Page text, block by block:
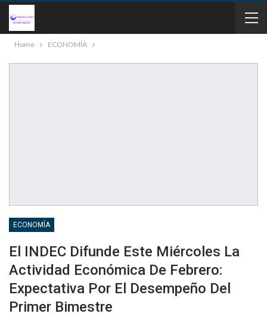
Home ECONOMÍA
ECONOMÍA
El INDEC Difunde Este Miércoles La
Actividad Económica De Febrero:
Expectativa Por El Desempeño Del
Primer Bimestre